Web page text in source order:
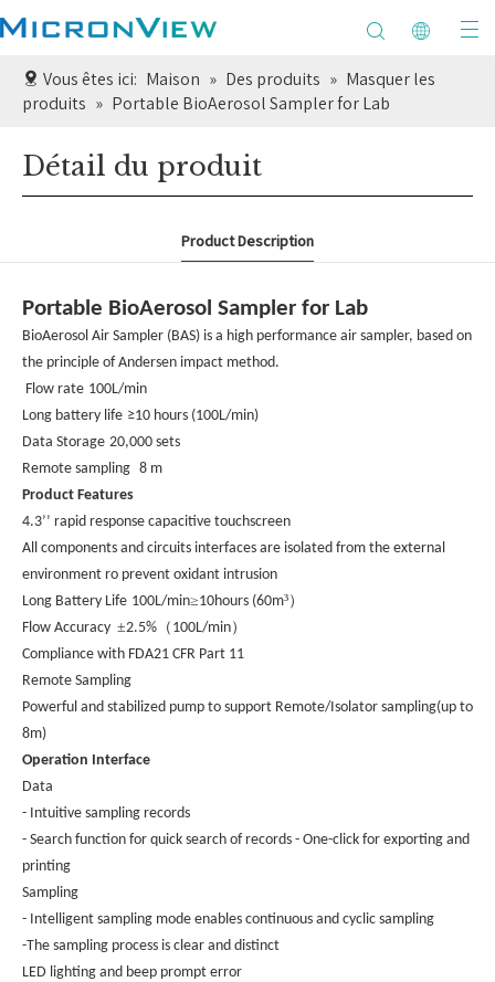
Vous êtes ici: Maison » Des produits » Masquer les
produits » Portable BioAerosol Sampler for Lab
Détail du produit
Product Description
Portable BioAerosol Sampler for Lab
BioAerosol Air Sampler (BAS) is a high performance air sampler, based on
the principle of Andersen impact method.
Flow rate 100L/min
Long battery life ≥10 hours (100L/min)
Data Storage 20,000 sets
Remote sampling 8 m
Product Features
4.3’’ rapid response capacitive touchscreen
All components and circuits interfaces are isolated from the external
environment ro prevent oxidant intrusion
Long Battery Life 100L/min≥10hours (60m³）
Flow Accuracy ±2.5% （ 100L/min）
Compliance with FDA21 CFR Part 11
Remote Sampling
Powerful and stabilized pump to support Remote/Isolator sampling(up to
8m)
Operation Interface
Data
- Intuitive sampling records
- Search function for quick search of records - One-click for exporting and
printing
Sampling
- Intelligent sampling mode enables continuous and cyclic sampling
-The sampling process is clear and distinct
LED lighting and beep prompt error